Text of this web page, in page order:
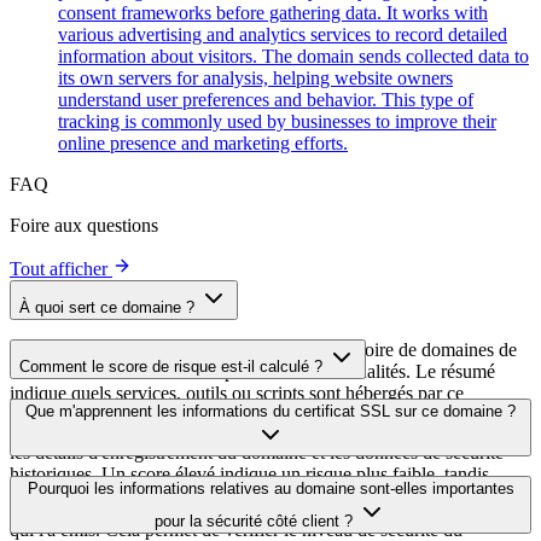
consent frameworks before gathering data. It works with
various advertising and analytics services to record detailed
information about visitors. The domain sends collected data to
its own servers for analysis, helping website owners
understand user preferences and behavior. This type of
tracking is commonly used by businesses to improve their
online presence and marketing efforts.
FAQ
Foire aux questions
Tout afficher
À quoi sert ce domaine ?
Ce domaine est analysé dans le cadre du répertoire de domaines de
cside afin d'identifier les scripts tiers et leurs finalités. Le résumé
indique quels services, outils ou scripts sont hébergés par ce
domaine, ce qui aide les propriétaires de sites web à comprendre
quels services tiers sont chargés sur leurs sites.
Comment le score de risque est-il calculé ?
Le score de risque est calculé à partir de plusieurs facteurs de
sécurité, notamment la validité du certificat SSL, le statut DNSSEC,
les détails d'enregistrement du domaine et les données de sécurité
historiques. Un score élevé indique un risque plus faible, tandis
qu'un score plus bas signale des problèmes de sécurité potentiels à
Que m'apprennent les informations du certificat SSL sur ce domaine ?
Les informations du certificat SSL indiquent si le domaine utilise le
chiffrement HTTPS, quand le certificat a été émis, quand il expire et
qui l'a émis. Cela permet de vérifier le niveau de sécurité du
Pourquoi les informations relatives au domaine sont-elles importantes
pour la sécurité côté client ?